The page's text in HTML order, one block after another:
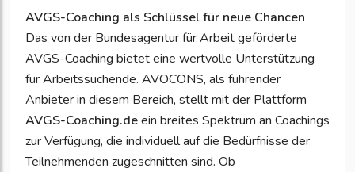
AVGS-Coaching als Schlüssel für neue Chancen
Das von der Bundesagentur für Arbeit geförderte
AVGS-Coaching bietet eine wertvolle Unterstützung
für Arbeitssuchende. AVOCONS, als führender
Anbieter in diesem Bereich, stellt mit der Plattform
AVGS-Coaching.deein breites Spektrum an Coachings
zur Verfügung, die individuell auf die Bedürfnisse der
Teilnehmenden zugeschnitten sind. Ob